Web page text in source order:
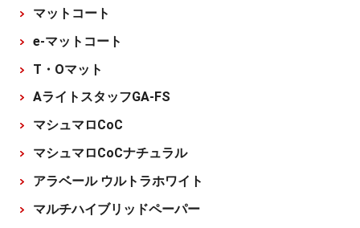
マットコート
e-マットコート
T・Oマット
AライトスタッフGA-FS
マシュマロCoC
マシュマロCoCナチュラル
アラベール ウルトラホワイト
マルチハイブリッドペーパー